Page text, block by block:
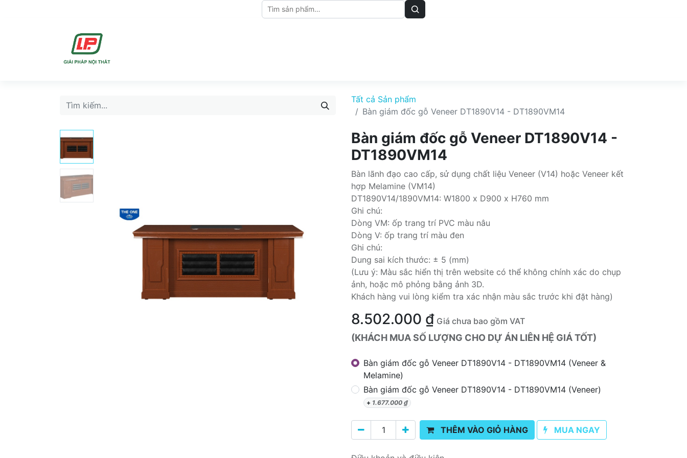
Tất cả Sản phẩm
Bàn giám đốc gỗ Veneer DT1890V14 - DT1890VM14
Bàn giám đốc gỗ Veneer DT1890V14 -
DT1890VM14
Bàn lãnh đạo cao cấp, sử dụng chất liệu Veneer (V14) hoặc Veneer kết
hợp Melamine (VM14)
DT1890V14/1890VM14: W1800 x D900 x H760 mm
Ghi chú:
Dòng VM: ốp trang trí PVC màu nâu
Dòng V: ốp trang trí màu đen
Ghi chú:
Dung sai kích thước: ± 5 (mm)
(Lưu ý: Màu sắc hiển thị trên website có thể không chính xác do chụp
ảnh, hoặc mô phỏng bằng ảnh 3D.
Khách hàng vui lòng kiểm tra xác nhận màu sắc trước khi đặt hàng)
8.502.000 ₫ Giá chưa bao gồm VAT
(KHÁCH MUA SỐ LƯỢNG CHO DỰ ÁN LIÊN HỆ GIÁ TỐT)
Bàn giám đốc gỗ Veneer DT1890V14 - DT1890VM14 (Veneer &
Melamine)
Bàn giám đốc gỗ Veneer DT1890V14 - DT1890VM14 (Veneer)
+ 1.677.000₫
THÊM VÀO GIỎ HÀNG MUA NGAY